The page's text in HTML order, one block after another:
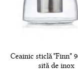
Ceainic sticlă "Finn"
sită de inox